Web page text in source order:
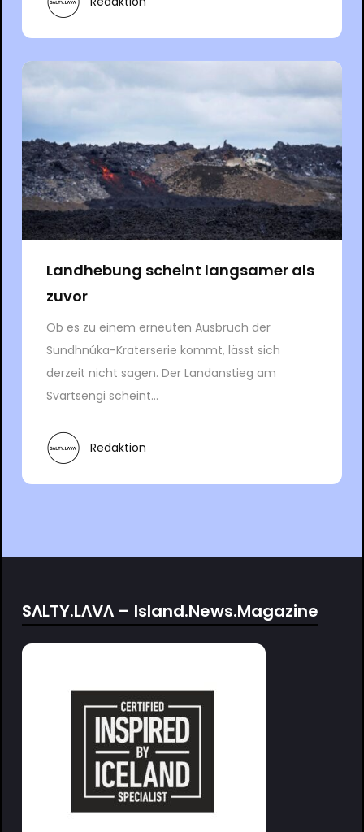
Landhebung scheint langsamer als
zuvor
Ob es zu einem erneuten Ausbruch der
Sundhnúka-Kraterserie kommt, lässt sich
derzeit nicht sagen. Der Landanstieg am
Svartsengi scheint...
Redaktion
SΛLTY.LΛVΛ – Island.News.Magazine